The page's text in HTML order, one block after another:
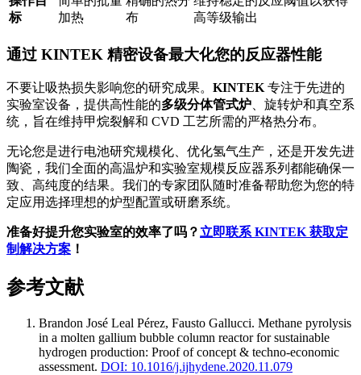
标
加热
布
高等级输出
通过 KINTEK 精密设备最大化您的反应器性能
不要让吸热损失影响您的研究成果。 KINTEK专注于先进的
实验室设备，提供高性能的多级分体管式炉、旋转炉和真空系
统，旨在维持甲烷裂解和 CVD 工艺所需的严格热分布。
无论您是进行电池研究规模化、优化氢气生产，还是开发先进
陶瓷，我们全面的高温炉和实验室规模反应器系列都能确保一
致、高纯度的结果。我们的专家团队随时准备帮助您为您的特
定应用选择理想的炉型配置或研磨系统。
准备好提升您实验室的效率了吗？立即联系 KINTEK 获取定
制解决方案 ！
参考文献
Brandon José Leal Pérez, Fausto Gallucci. Methane pyrolysis
in a molten gallium bubble column reactor for sustainable
hydrogen production: Proof of concept & techno-economic
assessment. DOI: 10.1016/j.ijhydene.2020.11.079